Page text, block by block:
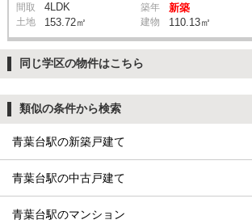
間取 4LDK 築年 新築
土地 153.72㎡ 建物 110.13㎡
同じ学区の物件はこちら
類似の条件から検索
青葉台駅の新築戸建て
青葉台駅の中古戸建て
青葉台駅のマンション